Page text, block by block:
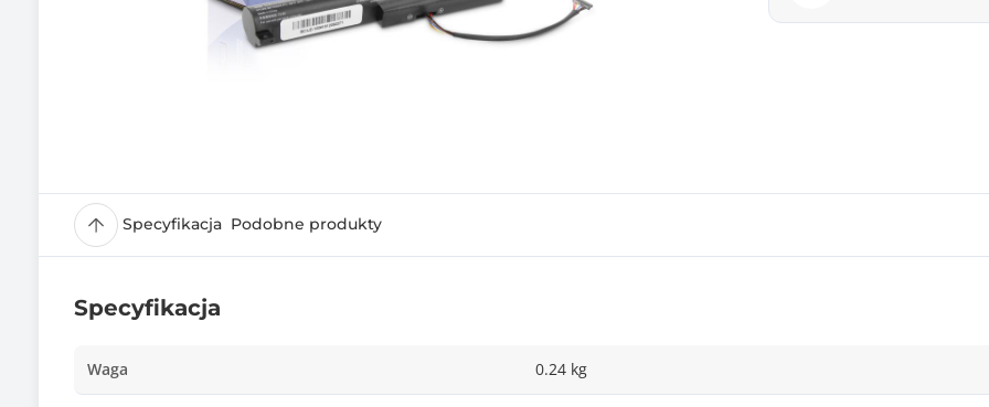
Specyfikacja Podobne produkty
Specyfikacja
Waga 0.24 kg